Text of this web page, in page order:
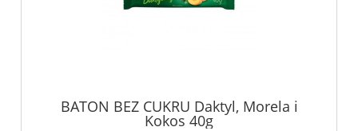
BATON BEZ CUKRU Daktyl, Morela i
Kokos 40g